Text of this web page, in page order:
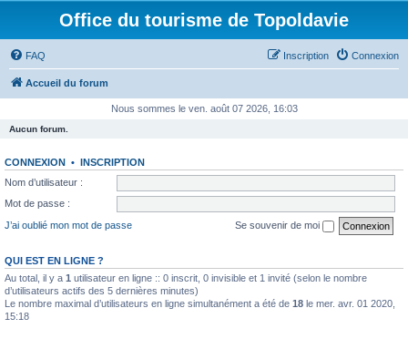
Office du tourisme de Topoldavie
FAQ Connexion
Inscription
Accueil du forum
Nous sommes le ven. août 07 2026, 16:03
Aucun forum.
CONNEXION • INSCRIPTION
Nom d’utilisateur :
Mot de passe :
J’ai oublié mon mot de passe
Se souvenir de moi
QUI EST EN LIGNE ?
Au total, il y a 1 utilisateur en ligne :: 0 inscrit, 0 invisible et 1 invité (selon le nombre
d’utilisateurs actifs des 5 dernières minutes)
Le nombre maximal d’utilisateurs en ligne simultanément a été de 18 le mer. avr. 01 2020,
15:18